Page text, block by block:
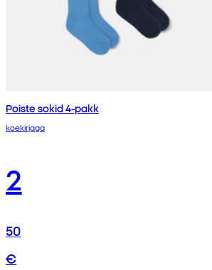
Poiste sokid 4-pakk
koekirjaga
2
50
€